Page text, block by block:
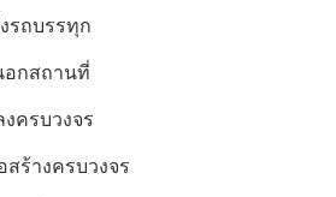
รถบรรทุก
อกสถานที่
ครบวงจร
ร้างครบวงจร